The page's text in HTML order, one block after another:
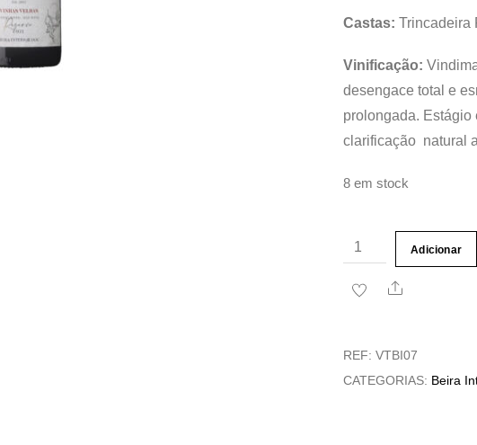
Castas: Trincadeira
Vinificação:
desengace total e
prolongada. Estágio
clarificação natural
8 em stock
Quantidade
de
Vinho
Adicionar
Share
REF:VTBI07
CATEGORIAS: Beira